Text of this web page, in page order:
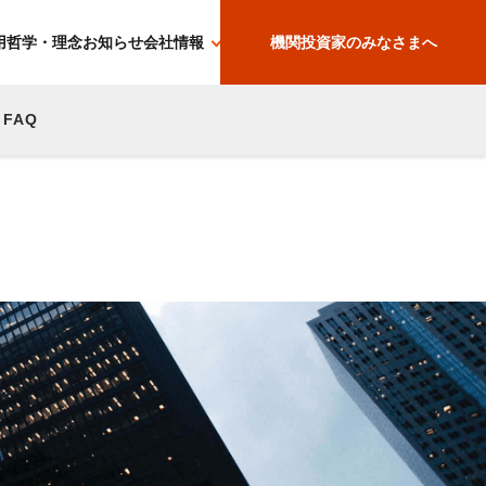
哲学・理念お知らせ会社情報 機関投資家のみなさまへ
FAQ